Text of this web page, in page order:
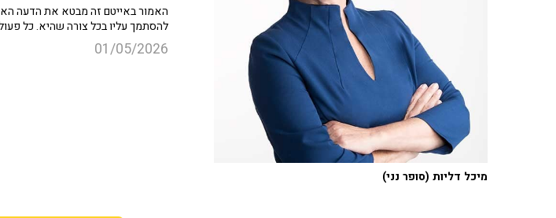
האמור באייטם זה מבטא את הדעה
להסתמך עליו בכל צורה שהיא. כל
01/05/2026
מיכל דליות (סופר נני)